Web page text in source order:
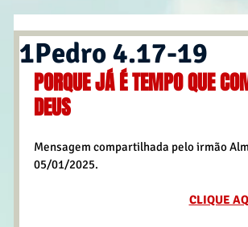
1Pedro 4.17-19
PORQUE JÁ É TEMPO QUE
DEUS
Mensagem compartilhada pelo irmão
05/01/2025.
CLIQUE